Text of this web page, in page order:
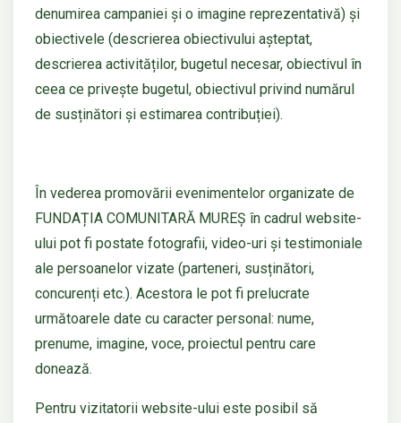
denumirea campaniei și o imagine reprezentativă) și
obiectivele (descrierea obiectivului așteptat,
descrierea activităților, bugetul necesar, obiectivul în
ceea ce privește bugetul, obiectivul privind numărul
de susținători și estimarea contribuției).
În vederea promovării evenimentelor organizate de
FUNDAȚIA COMUNITARĂ MUREȘ în cadrul website-
ului pot fi postate fotografii, video-uri și testimoniale
ale persoanelor vizate (parteneri, susținători,
concurenți etc.). Acestora le pot fi prelucrate
următoarele date cu caracter personal: nume,
prenume, imagine, voce, proiectul pentru care
donează.
Pentru vizitatorii website-ului este posibil să